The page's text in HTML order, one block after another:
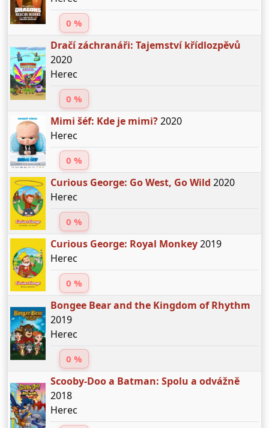
0 %
Dračí záchranáři: Tajemství křídlozpěvů
2020
Herec
0 %
Mimi šéf: Kde je mimi?2020
Herec
0 %
Curious George: Go West, Go Wild 2020
Herec
0 %
Curious George: Royal Monkey2019
Herec
0 %
Bongee Bear and the Kingdom of Rhythm
2019
Herec
0 %
Scooby-Doo a Batman: Spolu a odvážně
2018
Herec